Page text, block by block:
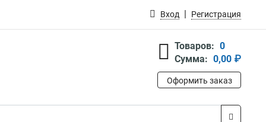
Вход Регистрация
Товаров: 0
Сумма: 0,00 ₽
Оформить заказ